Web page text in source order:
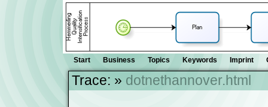
Start Business Topics Keywords Imprint
Trace: » dotnethannover.html